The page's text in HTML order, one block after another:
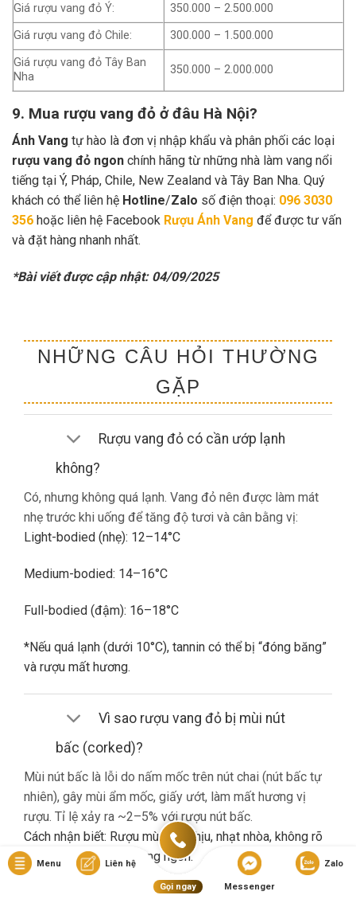
Giá rượu vang đỏ Ý:
350.000 – 2.500.000
Giá rượu vang đỏ Chile:
300.000 – 1.500.000
Giá rượu vang đỏ Tây Ban
Nha
350.000 – 2.000.000
9. Mua rượu vang đỏ ở đâu Hà Nội?
Ánh Vang tự hào là đơn vị nhập khẩu và phân phối các loại
rượu vang đỏ ngon chính hãng từ những nhà làm vang nổi
tiếng tại Ý, Pháp, Chile, New Zealand và Tây Ban Nha. Quý
khách có thể liên hệ Hotline/Zalo số điện thoại: 096 3030
356 hoặc liên hệ Facebook Rượu Ánh Vang để được tư vấn
và đặt hàng nhanh nhất.
*Bài viết được cập nhật: 04/09/2025
NHỮNG CÂU HỎI THƯỜNG
GẶP
Rượu vang đỏ có cần ướp lạnh
không?
Có, nhưng không quá lạnh. Vang đỏ nên được làm mát
nhẹ trước khi uống để tăng độ tươi và cân bằng vị:
Light-bodied (nhẹ): 12–14°C
Medium-bodied: 14–16°C
Full-bodied (đậm): 16–18°C
*Nếu quá lạnh (dưới 10°C), tannin có thể bị “đóng băng”
và rượu mất hương.
Vì sao rượu vang đỏ bị mùi nút
bấc (corked)?
Mùi nút bấc là lỗi do nấm mốc trên nút chai (nút bấc tự
nhiên), gây mùi ẩm mốc, giấy ướt, làm mất hương vị
rượu. Tỉ lệ xảy ra ~2–5% với rượu nút bấc.
Cách nhận biết: Rượu mùi khó chịu, nhạt nhòa, không rõ
hương trái cây dù là vang ngon.
Nếu gặp lỗi này, bạn nên liên hệ cửa hàng đổi trả (nếu có
Menu Liên hệ
Gọi ngay Messenger
Zalo